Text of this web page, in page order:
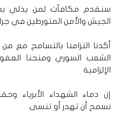
سنقدم مكافآت لمن يدلي
الجيش والأمن المتورطين في
أكدنا التزامنا بالتسامح مع
الشعب السوري ومنحنا
الإلزامية
إن دماء الشهداء الأبرياء
نسمح أن تهدر أو تنسى